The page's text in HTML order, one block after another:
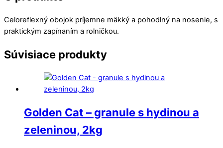
Celoreflexný obojok príjemne mäkký a pohodlný na nosenie, s
praktickým zapínaním a rolničkou.
Súvisiace produkty
Golden Cat – granule s hydinou a
zeleninou, 2kg